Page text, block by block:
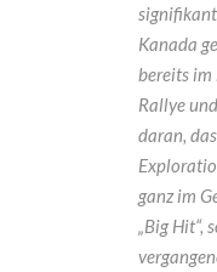
Kanada
bereits im
Rallye
daran,
ganz im
„Big Hit“,